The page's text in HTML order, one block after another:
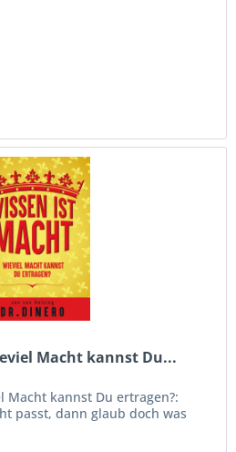
Macht kannst Du...
Macht kannst Du ertragen?:
passt, dann glaub doch was